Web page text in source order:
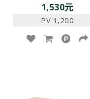
1,530元
PV 1,200